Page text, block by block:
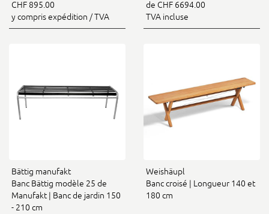
CHF 895.00
y compris expédition / TVA
de CHF 6694.00
TVA incluse
Bättig manufakt
Banc Bättig modèle 25 de
Manufakt | Banc de jardin 150
- 210 cm
Weishäupl
Banc croisé | Longueur 140 et
180 cm